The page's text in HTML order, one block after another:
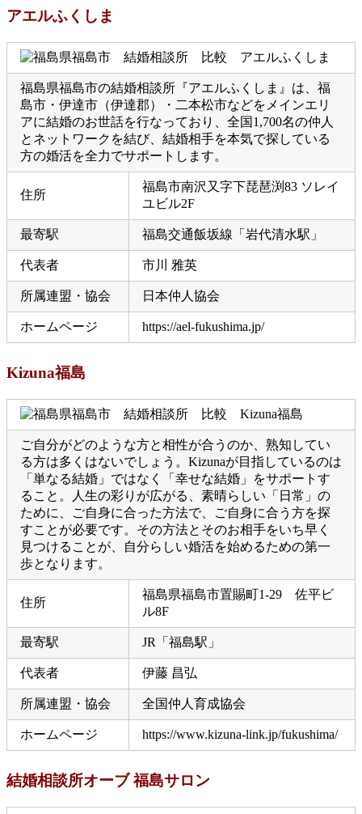
アエルふくしま
福島県福島市の結婚相談所『アエルふくしま』は、福
島市・伊達市（伊達郡）・二本松市などをメインエリ
アに結婚のお世話を行なっており、全国1,700名の仲人
とネットワークを結び、結婚相手を本気で探している
方の婚活を全力でサポートします。
住所
福島市南沢又字下琵琶渕83 ソレイ
ユビル2F
最寄駅 福島交通飯坂線「岩代清水駅」
代表者 市川 雅英
所属連盟・協会 日本仲人協会
ホームページ https://ael-fukushima.jp/
Kizuna福島
ご自分がどのような方と相性が合うのか、熟知してい
る方は多くはないでしょう。Kizunaが目指しているのは
「単なる結婚」ではなく「幸せな結婚」をサポートす
ること。人生の彩りが広がる、素晴らしい「日常」の
ために、ご自身に合った方法で、ご自身に合う方を探
すことが必要です。その方法とそのお相手をいち早く
見つけることが、自分らしい婚活を始めるための第一
歩となります。
住所
福島県福島市置賜町1-29 佐平ビ
ル8F
最寄駅 JR「福島駅」
代表者 伊藤 昌弘
所属連盟・協会 全国仲人育成協会
ホームページ https://www.kizuna-link.jp/fukushima/
結婚相談所オーブ 福島サロン